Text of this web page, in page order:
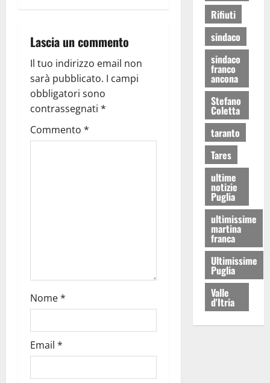
Lascia un commento
Il tuo indirizzo email non
sarà pubblicato. I campi
obbligatori sono
contrassegnati *
Commento *
Nome*
Email *
Rifiuti
sindaco
sindaco
franco
ancona
Stefano
Coletta
taranto
Tares
ultime
notizie
Puglia
ultimissime
martina
franca
Ultimissime
Puglia
Valle
d'Itria